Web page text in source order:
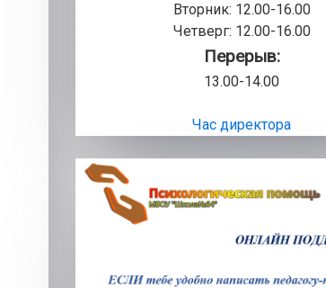
Вторник: 12.00-16.00
Четверг: 12.00-16.00
Перерыв:
13.00-14.00
Час директора